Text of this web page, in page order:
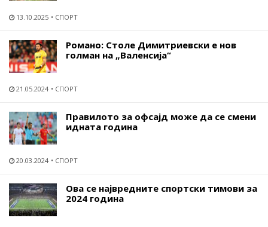
13.10.2025 СПОРТ
Романо: Столе Димитриевски е нов
голман на „Валенсија“
21.05.2024 СПОРТ
Правилото за офсајд може да се смени
идната година
20.03.2024 СПОРТ
Ова се највредните спортски тимови за
2024 година